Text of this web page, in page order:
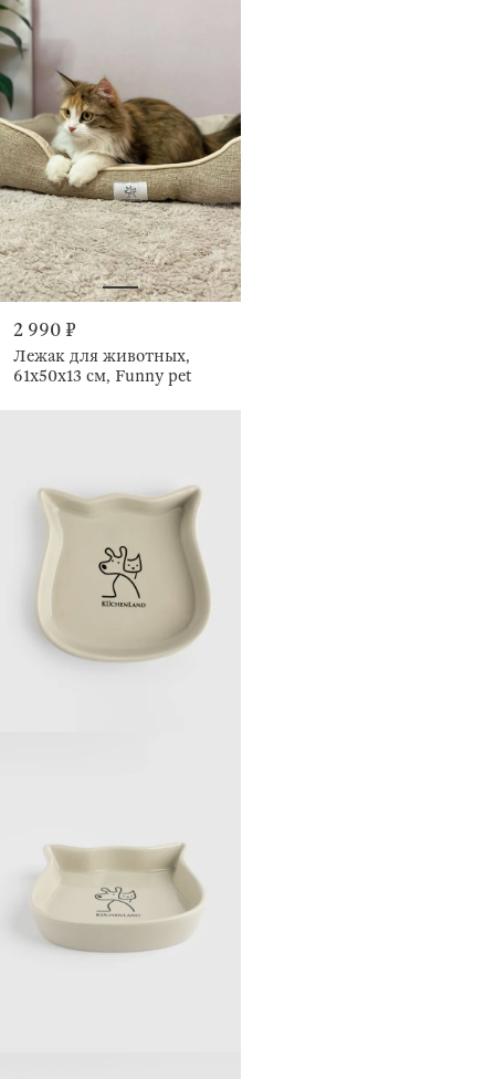
2 990 ₽
Лежак для животных,
61х50х13 см, Funny pet